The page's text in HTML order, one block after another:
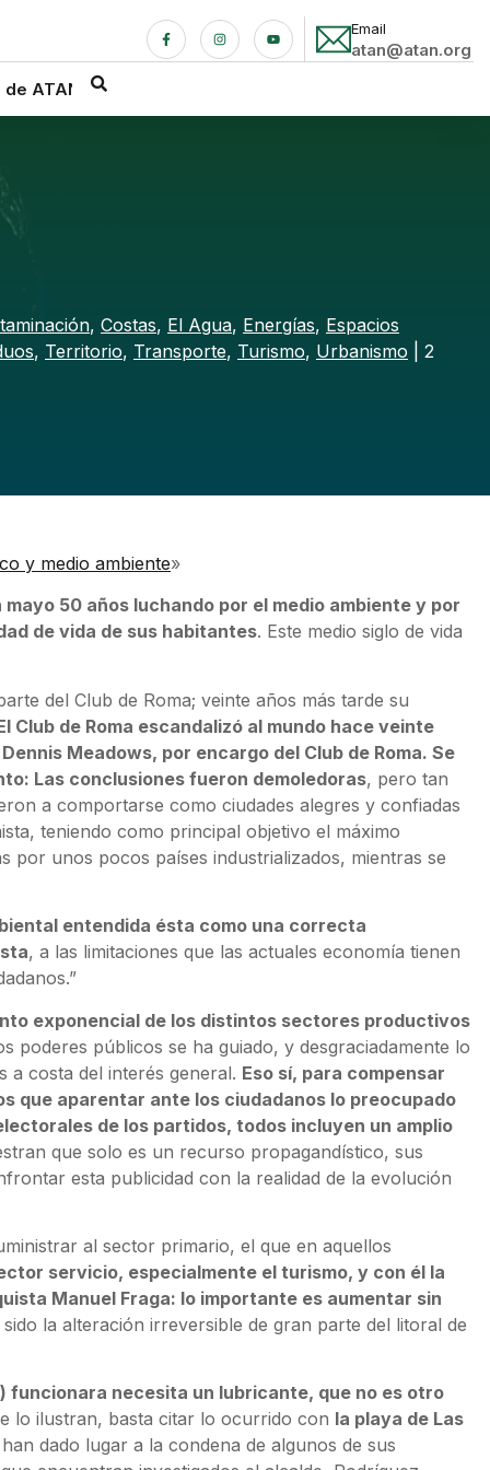
Email
atan@atan.org
ATAN
, Costas, El Agua, Energías, Espacios
, Territorio, Transporte, Turismo, Urbanismo | 2
y medio ambiente»
mayo 50 años luchando por el medio ambiente y por
de vida de sus habitantes. Este medio siglo de vida
del Club de Roma; veinte años más tarde su
Club de Roma escandalizó al mundo hace veinte
Meadows, por encargo del Club de Roma. Se
Las conclusiones fueron demoledoras, pero tan
a comportarse como ciudades alegres y confiadas
teniendo como principal objetivo el máximo
por unos pocos países industrializados, mientras se
entendida ésta como una correcta
, a las limitaciones que las actuales economía tienen
exponencial de los distintos sectores productivos
públicos se ha guiado, y desgraciadamente lo
costa del interés general. Eso sí, para compensar
que aparentar ante los ciudadanos lo preocupado
de los partidos, todos incluyen un amplio
que solo es un recurso propagandístico, sus
esta publicidad con la realidad de la evolución
al sector primario, el que en aquellos
servicio, especialmente el turismo, y con él la
Manuel Fraga: lo importante es aumentar sin
la alteración irreversible de gran parte del litoral de
funcionara necesita un lubricante, que no es otro
lo ilustran, basta citar lo ocurrido con la playa de Las
dado lugar a la condena de algunos de sus